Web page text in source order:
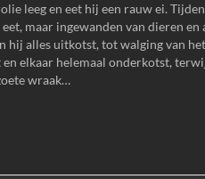
leeg en eet hij een rauw ei.
maar ingewanden van dieren
hij alles uitkotst, tot walging van
elkaar helemaal onderkotst,
wraak…